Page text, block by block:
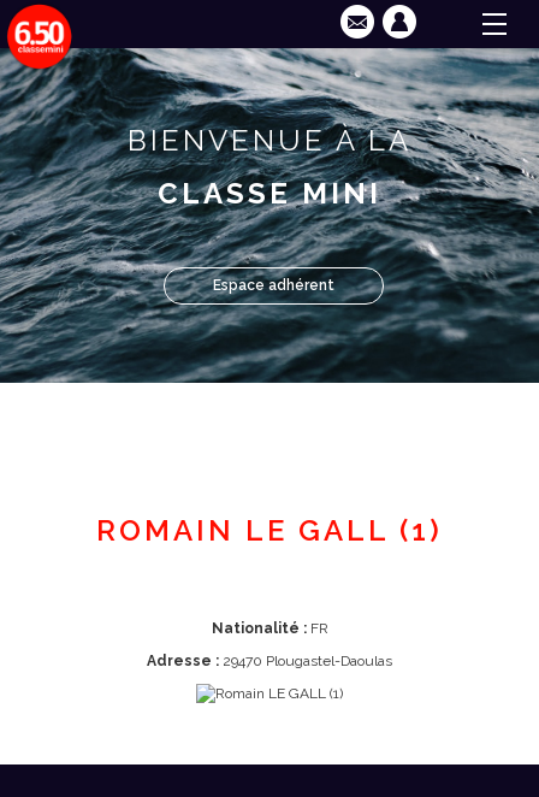
BIENVENUE À LA
CLASSE MINI
Espace adhérent
ROMAIN LE GALL (1)
Nationalité :FR
Adresse : 29470 Plougastel-Daoulas